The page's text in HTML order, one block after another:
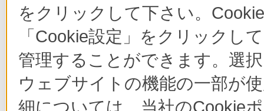
をクリックして下さい。
「Cookie設定」をクリックし
管理することができます。選
ウェブサイトの機能の一部が
細については、当社のCookie